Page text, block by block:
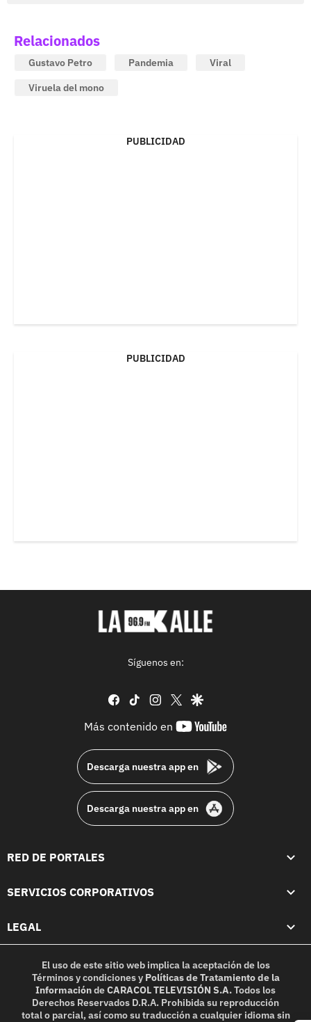
Relacionados
Gustavo Petro Pandemia
Viral
Viruela del mono
PUBLICIDAD
PUBLICIDAD
Síguenos en:
facebook
tiktok instagram
twittergoogle
Más contenido en
youtube-
Descarga nuestra app en
Descarga nuestra app en
RED DE PORTALES
SERVICIOS CORPORATIVOS
LEGAL
El uso de este sitio web implica la aceptación de los
Términos y condicionesy Políticas de Tratamiento de la
InformacióndeCARACOL TELEVISIÓN S.A.Todos los
Derechos Reservados D.R.A. Prohibida su reproducción
total o parcial, así como su traducción a cualquier idioma sin